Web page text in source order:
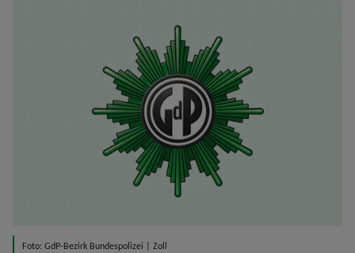
Foto: GdP-Bezirk Bundespolizei | Zoll